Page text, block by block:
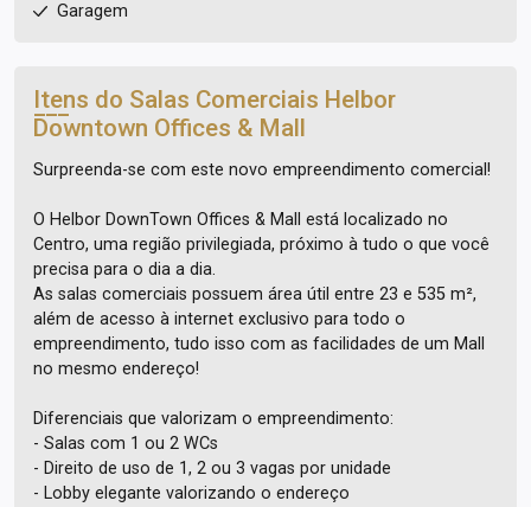
Garagem
Itens do Salas Comerciais Helbor
Downtown Offices & Mall
Surpreenda-se com este novo empreendimento comercial!
O Helbor DownTown Offices & Mall está localizado no
Centro, uma região privilegiada, próximo à tudo o que você
precisa para o dia a dia.
As salas comerciais possuem área útil entre 23 e 535 m²,
além de acesso à internet exclusivo para todo o
empreendimento, tudo isso com as facilidades de um Mall
no mesmo endereço!
Diferenciais que valorizam o empreendimento:
- Salas com 1 ou 2 WCs
- Direito de uso de 1, 2 ou 3 vagas por unidade
- Lobby elegante valorizando o endereço